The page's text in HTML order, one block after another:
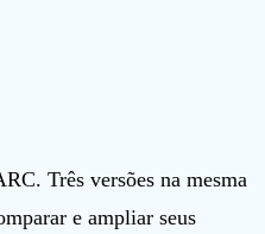
Três versões na mesma
e ampliar seus